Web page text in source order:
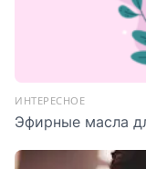
ИНТЕРЕСНОЕ
Эфирные масла